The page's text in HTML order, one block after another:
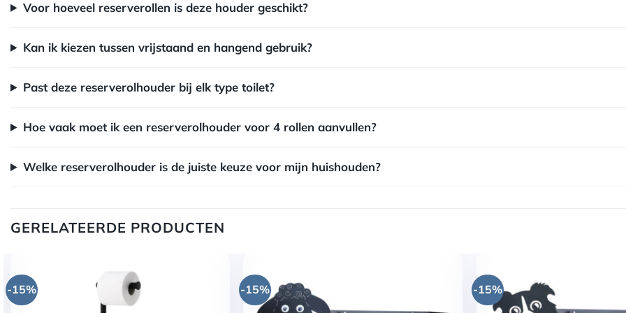
Voor hoeveel reserverollen is deze houder geschikt?
Kan ik kiezen tussen vrijstaand en hangend gebruik?
Past deze reserverolhouder bij elk type toilet?
Hoe vaak moet ik een reserverolhouder voor 4 rollen aanvullen?
Welke reserverolhouder is de juiste keuze voor mijn huishouden?
GERELATEERDE PRODUCTEN
-15% -15% -15%